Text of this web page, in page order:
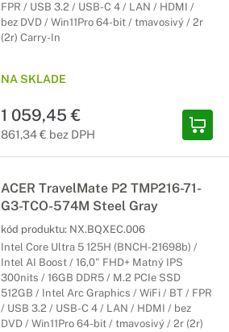
FPR / USB 3.2 / USB-C 4 / LAN / HDMI /
bez DVD / Win11Pro 64-bit / tmavosivý / 2r
(2r) Carry-In
NA SKLADE
1 059,45 €
861,34 € bez DPH
ACER TravelMate P2 TMP216-71-
G3-TCO-574M Steel Gray
kód produktu: NX.BQXEC.006
Intel Core Ultra 5 125H (BNCH-21698b) /
Intel AI Boost / 16,0" FHD+ Matný IPS
300nits / 16GB DDR5 / M.2 PCIe SSD
512GB / Intel Arc Graphics / WiFi / BT / FPR
/ USB 3.2 / USB-C 4 / LAN / HDMI / bez
DVD / Win11Pro 64-bit / tmavosivý / 2r (2r)